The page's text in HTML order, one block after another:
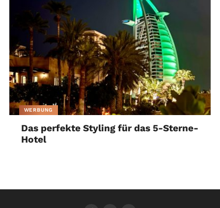
WERBUNG
Das perfekte Styling für das 5-Sterne-
Hotel